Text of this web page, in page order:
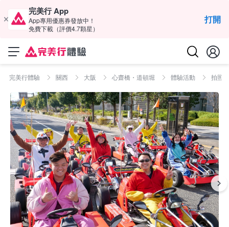
完美行 App
App專用優惠券發放中！
免費下載（評價4.7顆星）
打開
完美行體驗 關西 大阪 心齋橋・道頓堀 體驗活動 拍照